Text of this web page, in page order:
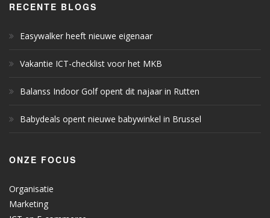
RECENTE BLOGS
Easywalker heeft nieuwe eigenaar
Vakantie ICT-checklist voor het MKB
Balanss Indoor Golf opent dit najaar in Rutten
Babydeals opent nieuwe babywinkel in Brussel
ONZE FOCUS
Organisatie
Marketing